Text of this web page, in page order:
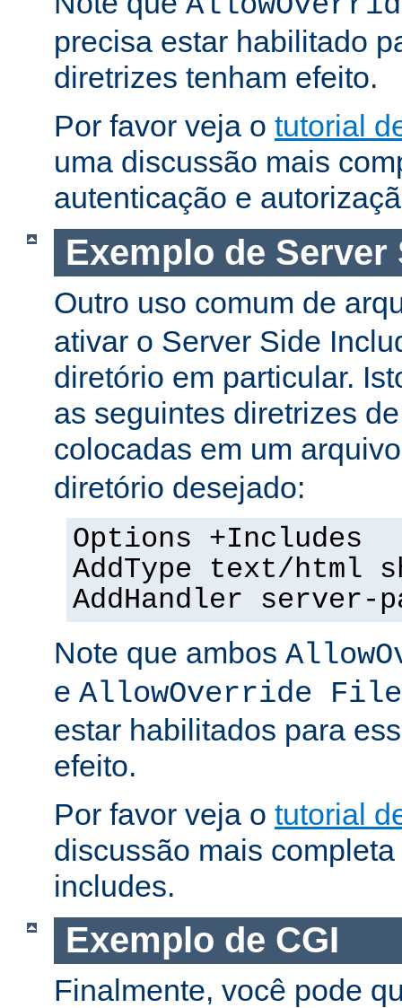
precisa estar habilitado
diretrizes tenham efeito.
Por favor veja o tutorial
uma discussão mais
autenticação e
Exemplo de Server
Outro uso comum de
ativar o Server Side
diretório em particular.
as seguintes diretrizes
colocadas em um
diretório desejado:
Options +Includes
AddType text/html
AddHandler server-
Note que ambos
e AllowOverride
estar habilitados para
efeito.
Por favor veja o tutorial
discussão mais
includes.
Exemplo de CGI
Finalmente, você pode